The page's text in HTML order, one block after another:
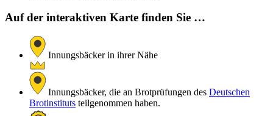
Auf der interaktiven Karte finden Sie …
Innungsbäcker in ihrer Nähe
Innungsbäcker, die an Brotprüfungen des Deutschen
Brotinstituts teilgenommen haben.